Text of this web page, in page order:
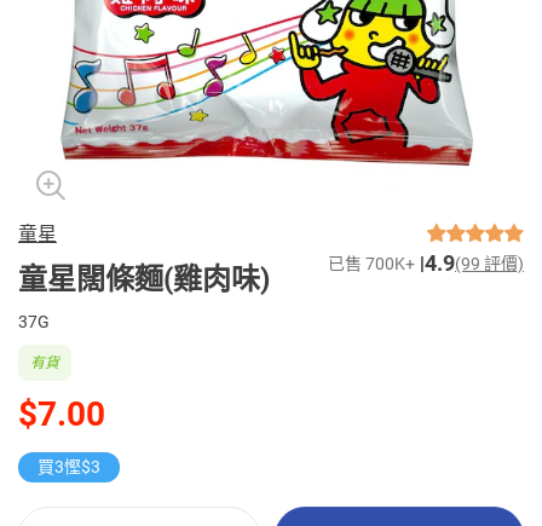
童星
童星闊條麵(雞肉味) 已售 700K+ 4.9(99 評價)
37G
$7.00
有貨
買3慳$3